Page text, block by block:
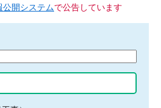
公開システムで公告しています